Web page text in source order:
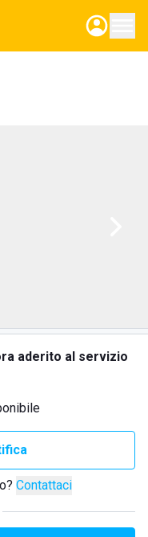
aderito al servizio
Contattaci